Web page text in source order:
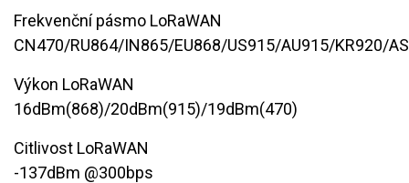
Frekvenční pásmo LoRaWAN
CN470/RU864/IN865/EU868/US915/AU915/KR920/
Výkon LoRaWAN
16dBm(868)/20dBm(915)/19dBm(470)
Citlivost LoRaWAN
-137dBm @300bps